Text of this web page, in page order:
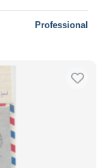
Professional